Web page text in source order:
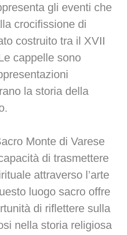
gli eventi che
crocifissione di
costruito tra il XVII
cappelle sono
la storia della
Monte di Varese
di trasmettere
attraverso l’arte
luogo sacro offre
di riflettere sulla
nella storia religiosa